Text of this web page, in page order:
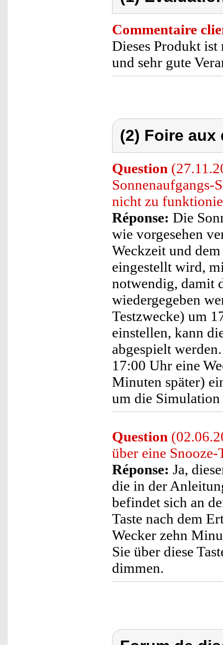
Commentaire
Dieses Produkt
und sehr gute
(2) Foire
Question
nicht zu
Réponse: Die
wie vorgesehen
Weckzeit und
eingestellt wird,
notwendig, damit
wiedergegeben
Testzwecke) um
einstellen, kann
abgespielt
17:00 Uhr eine
Minuten später)
um die
Question
über eine Snooze-
Réponse: Ja,
die in der
befindet sich an
Taste nach dem
Wecker zehn
Sie über diese
dimmen.